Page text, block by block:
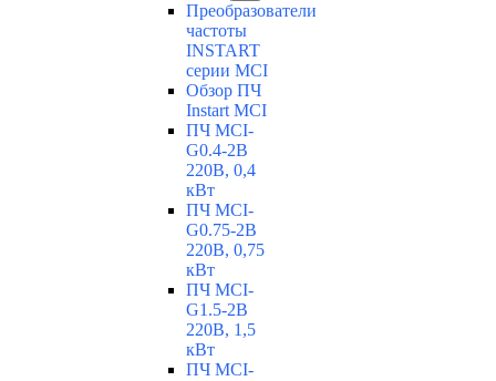
Преобразователи
частоты
INSTART
серии MCI
Обзор ПЧ
Instart MCI
ПЧ MCI-
G0.4-2B
220В, 0,4
кВт
ПЧ MCI-
G0.75-2B
220В, 0,75
кВт
ПЧ MCI-
G1.5-2B
220В, 1,5
кВт
ПЧ MCI-